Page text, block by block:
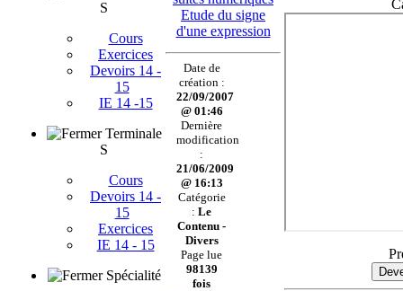
S
Cours
Exercices
Devoirs 14 -
15
IE 14 -15
Terminale
S
Cours
Devoirs 14 -
15
Exercices
IE 14 - 15
Spécialité
Etude du signe
d'une expression
Date de
création :
22/09/2007
@ 01:46
Dernière
modification
:
21/06/2009
@ 16:13
Catégorie
:Le
Contenu -
Divers
Page lue
98139
fois